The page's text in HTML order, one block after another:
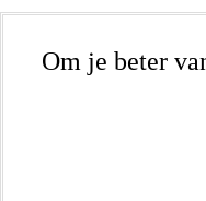
Om je beter